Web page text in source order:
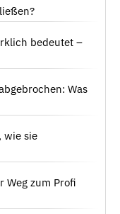
bedeutet –
Was
wie sie
Weg zum Profi